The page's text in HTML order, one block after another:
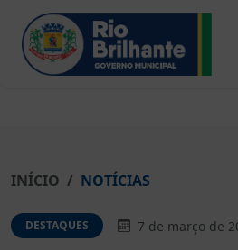
INÍCIO NOTÍCIAS
DESTAQUES 7 de março de